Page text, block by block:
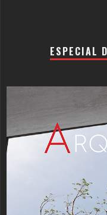
ESPECIAL